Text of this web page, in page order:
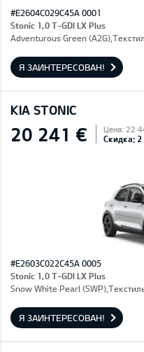
#E2604C029C45A 0001
Stonic 1,0 T-GDI LX Plus
Adventurous Green
Я ЗАИНТЕРЕСОВАН!
KIA STONIC
20 241 € Цена: 22
Скидка: 2
#E2603C022C45A 0005
Stonic 1,0 T-GDI LX Plus
Snow White Pearl
Я ЗАИНТЕРЕСОВАН!